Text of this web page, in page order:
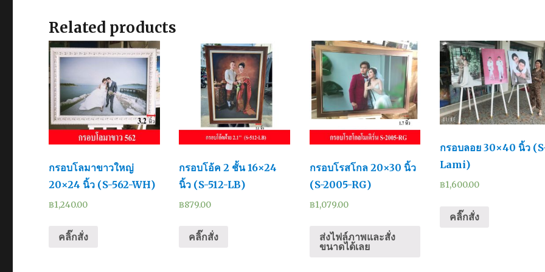
Related products
กรอบโลมาขาวใหญ่
20×24 นิ้ว (S-562-WH)
฿1,240.00
คลิ๊กสั่ง
กรอบโอ้ค 2 ชั้น 16×24
นิ้ว (S-512-LB)
฿879.00
คลิ๊กสั่ง
กรอบโรสโกล 20×30 นิ้ว
(S-2005-RG)
฿1,079.00
ส่งไฟล์ภาพและสั่ง
ขนาดได้เลย
กรอบลอย 30×40 นิ้ว
Lami)
฿1,600.00
คลิ๊กสั่ง